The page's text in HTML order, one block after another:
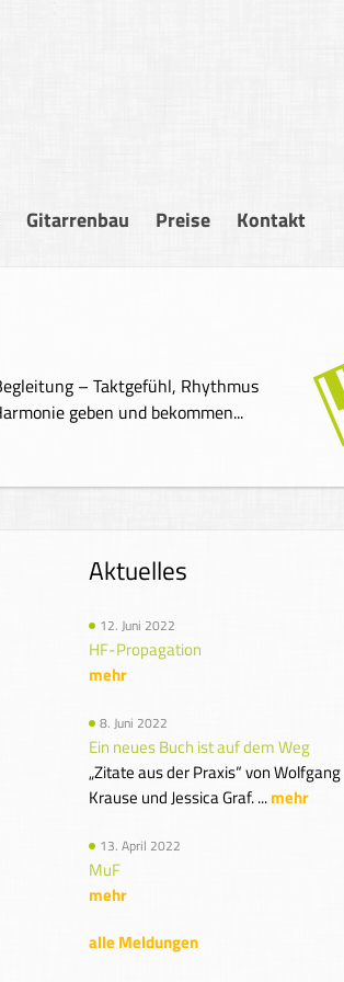
Gitarrenbau Preise Kontakt
Gitarre, Bass, Drums, Piano,
– die beste Didaktik fängt immer bei
Aktuelles
12. Juni 2022
HF-Propagation
mehr
8. Juni 2022
Ein neues Buch ist auf dem Weg
„Zitate aus der Praxis“ von Wolfgang
Krause und Jessica Graf. ...mehr
13. April 2022
MuF
mehr
alle Meldungen